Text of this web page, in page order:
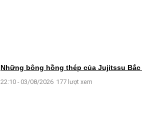
Những bông hồng thép của Jujitssu Bắc
22:10 - 03/08/2026 177 lượt xem